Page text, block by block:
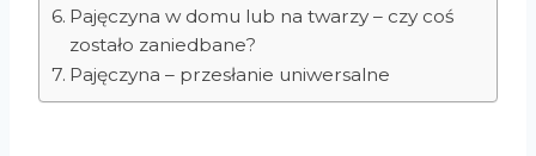
Pajęczyna w domu lub na twarzy – czy coś
zostało zaniedbane?
Pajęczyna – przesłanie uniwersalne